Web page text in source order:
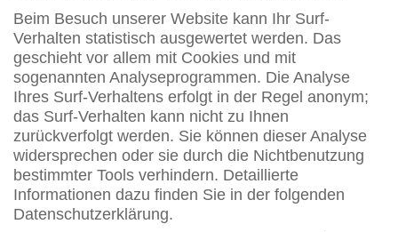
Beim Besuch unserer Website kann Ihr Surf-
Verhalten statistisch ausgewertet werden. Das
geschieht vor allem mit Cookies und mit
sogenannten Analyseprogrammen. Die Analyse
Ihres Surf-Verhaltens erfolgt in der Regel anonym;
das Surf-Verhalten kann nicht zu Ihnen
zurückverfolgt werden. Sie können dieser Analyse
widersprechen oder sie durch die Nichtbenutzung
bestimmter Tools verhindern. Detaillierte
Informationen dazu finden Sie in der folgenden
Datenschutzerklärung.